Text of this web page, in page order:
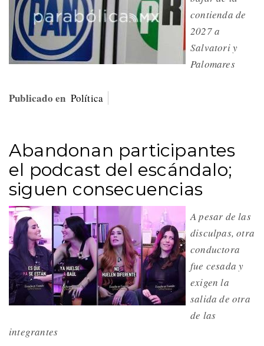
contienda de
2027 a
Salvatori y
Palomares
Publicado en Política
Abandonan participantes
el podcast del escándalo;
siguen consecuencias
A pesar de las
disculpas, otra
conductora
fue cesada y
exigen la
salida de otra
de las
integrantes